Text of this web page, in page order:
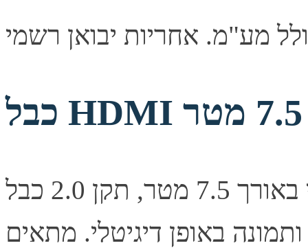
כבל וידאו + אודיו דיגיטלי איכותי באורך 7.5 מטר, תקן 2.0 כבל
באופן דיגיטלי. מתאים